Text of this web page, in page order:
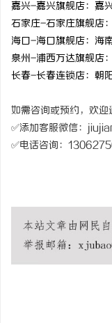
嘉兴-嘉兴旗舰店：嘉
石家庄-石家庄旗舰店
海口-海口旗舰店：海
泉州-浦西万达旗舰店
长春-长春连锁店：朝
如需咨询或预约，欢
✅添加客服微信：
✅电话咨询：